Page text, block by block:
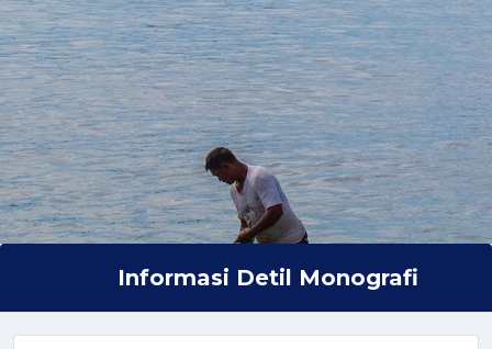
Informasi Detil Monografi